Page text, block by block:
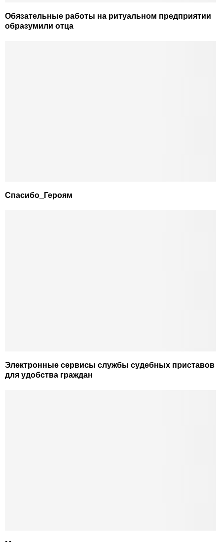
Обязательные работы на ритуальном предприятии
образумили отца
Спасибо_Героям
Электронные сервисы службы судебных приставов
для удобства граждан